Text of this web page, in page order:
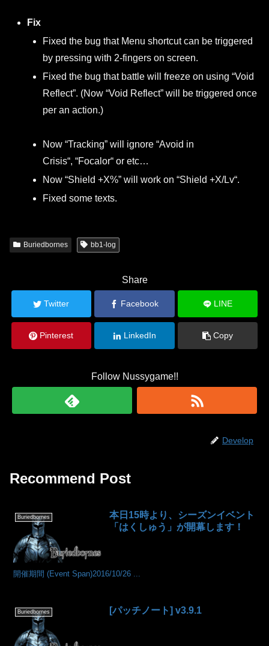
Fix
Fixed the bug that Menu shortcut can be triggered
by pressing with 2-fingers on screen.
Fixed the bug that battle will freeze on using “Void
Reflect”. (Now “Void Reflect” will be triggered once
per an action.)
Now “Tracking” will ignore “Avoid in
Crisis“, “Focalor“ or etc…
Now “Shield +X%” will work on “Shield +X/Lv“.
Fixed some texts.
Buriedbornes bb1-log
Share
Twitter Facebook LINE
Pinterest LinkedIn Copy
Follow Nussygame!!
Develop
Recommend Post
Buriedbornes
本日15時より、シーズンイベント
「はくしゅう」が開幕します！
開催期間 (Event Span)2016/10/26 ...
Buriedbornes [パッチノート] v3.9.1